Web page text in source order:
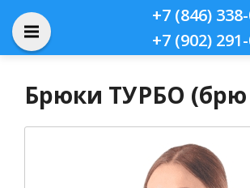
+7 (846)
+7 (902)
Брюки ТУРБО (брю